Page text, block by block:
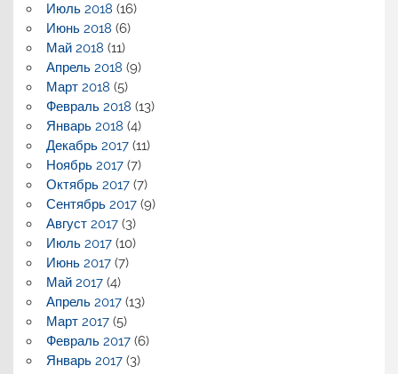
Июль 2018 (16)
Июнь 2018 (6)
Май 2018 (11)
Апрель 2018 (9)
Март 2018 (5)
Февраль 2018 (13)
Январь 2018 (4)
Декабрь 2017(11)
Ноябрь 2017(7)
Октябрь 2017(7)
Сентябрь 2017(9)
Август 2017(3)
Июль 2017(10)
Июнь 2017(7)
Май 2017(4)
Апрель 2017(13)
Март 2017(5)
Февраль 2017(6)
Январь 2017(3)